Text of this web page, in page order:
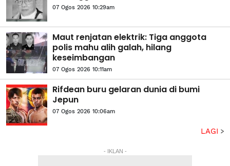
07 Ogos 2026 10:29am
Maut renjatan elektrik: Tiga anggota
polis mahu alih galah, hilang
keseimbangan
07 Ogos 2026 10:11am
Rifdean buru gelaran dunia di bumi
Jepun
07 Ogos 2026 10:06am
LAGI
- IKLAN -